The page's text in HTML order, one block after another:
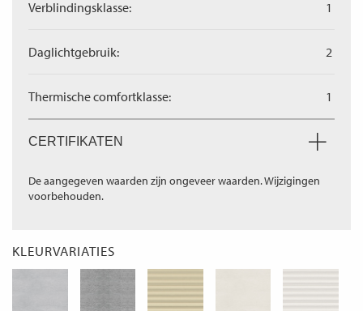
Verblindingsklasse: 1
Daglichtgebruik: 2
Thermische comfortklasse: 1
CERTIFIKATEN
De aangegeven waarden zijn ongeveer waarden. Wijzigingen
voorbehouden.
KLEURVARIATIES